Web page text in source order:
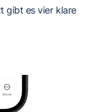
gibt es vier klare